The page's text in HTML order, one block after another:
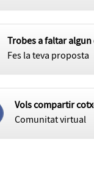
Trobes a faltar algun
Fes la teva proposta
Vols compartir
Comunitat virtual